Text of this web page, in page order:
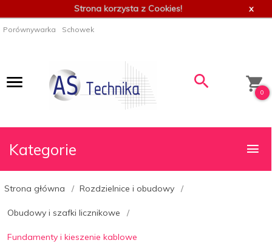
Strona korzysta z Cookies! x
Porównywarka Schowek
0
Kategorie
Strona główna Rozdzielnice i obudowy
Obudowy i szafki licznikowe
Fundamenty i kieszenie kablowe